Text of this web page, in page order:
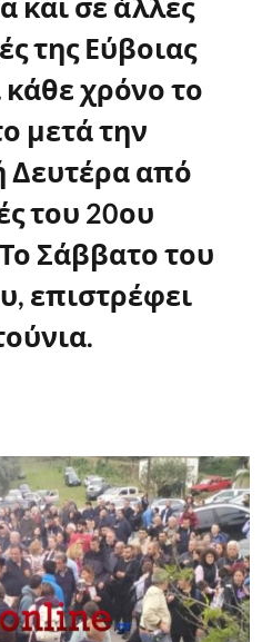
και σε άλλες
της Εύβοιας
κάθε χρόνο το
μετά την
Δευτέρα από
του 20ου
Σάββατο του
επιστρέφει